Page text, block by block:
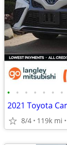
• • • • • • •
8/4 119k mi